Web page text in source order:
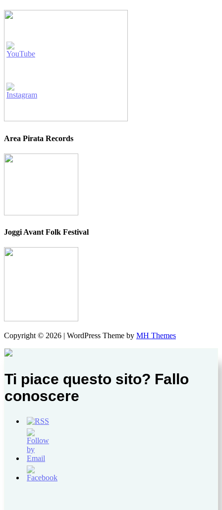
Area Pirata Records
Joggi Avant Folk Festival
Copyright © 2026 | WordPress Theme by MH Themes
Ti piace questo sito? Fallo
conoscere